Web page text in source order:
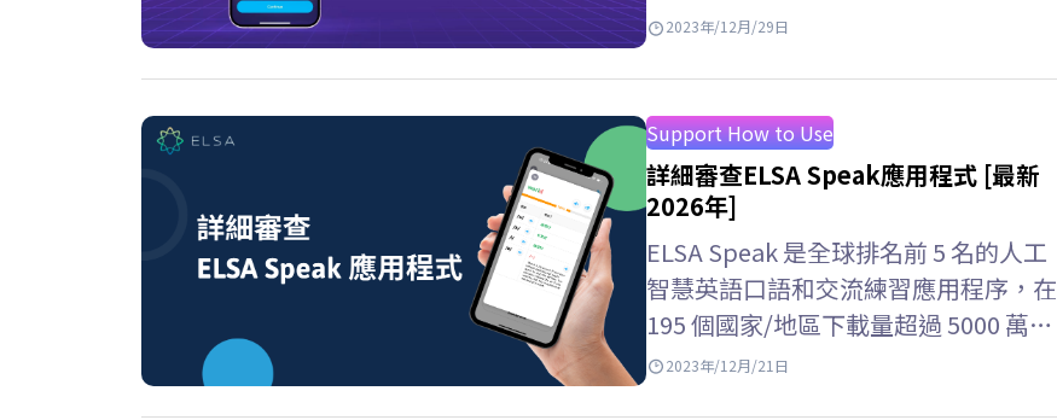
透過下面的文章來詳細了解這些功能
2023年/12月/29日
Support How to Use
詳細審查ELSA Speak應用程式 [最新
2026年]
ELSA Speak 是全球排名前 5 名的人工
智慧英語口語和交流練習應用程序，在
195 個國家/地區下載量超過 5000 萬
次。 然而，許多人仍然對ELSA…
2023年/12月/21日